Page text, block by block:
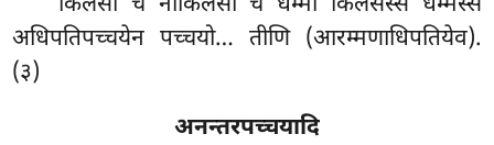
अधिपतिपच्चयेन पच्चयो… तीणि (आरम्मणाधिपतियेव).
(३)
अनन्तरपच्चयादि